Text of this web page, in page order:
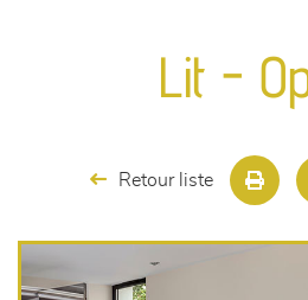
chambres et dressing
Lit -
Retour liste